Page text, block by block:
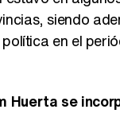
siendo
en el
Huerta se